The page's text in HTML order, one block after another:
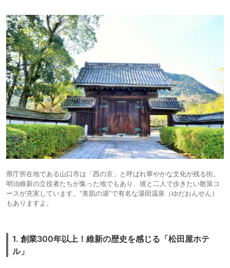
県庁所在地である山口市は「西の京」と呼ばれ華やかな文化が残る街。
明治維新の立役者たちが集った地でもあり、彼と二人で歩きたい散策コ
ースが充実しています。“美肌の湯”で有名な湯田温泉（ゆだおんせん）
もありますよ。
1. 創業300年以上！維新の歴史を感じる「松田屋ホテ
ル」